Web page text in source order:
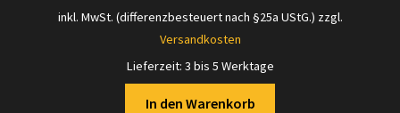
inkl. MwSt. (differenzbesteuert nach §25a UStG.) zzgl.
Versandkosten
Lieferzeit: 3 bis 5 Werktage
In den Warenkorb